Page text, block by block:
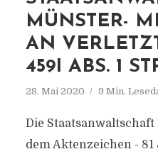
MÜNSTER-
AN
59I ABS. 1
28. Mai 2020 9 Min.
Die
dem Aktenzeichen - 81